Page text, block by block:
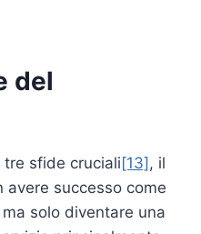
del
sfide cruciali[13], il
successo come
ma solo diventare una